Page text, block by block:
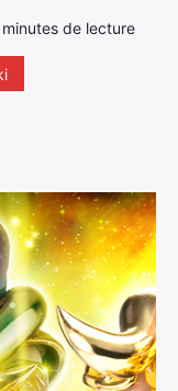
de lecture